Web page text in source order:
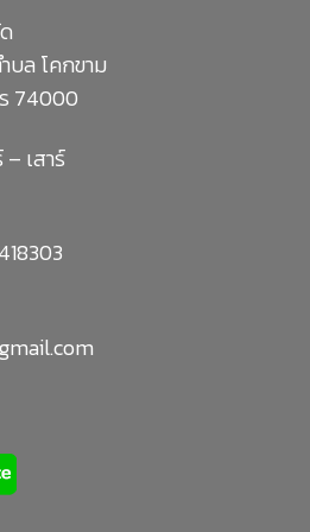
บล โคกขาม
74000
– เสาร์